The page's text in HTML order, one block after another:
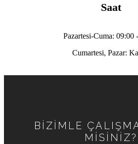
Saat
Pazartesi-Cuma: 09:00
Cumartesi, Pazar:
BİZİMLE
MİSİNİZ?